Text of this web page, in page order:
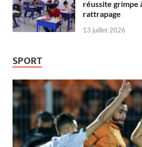
réussite grimpe
rattrapage
13 juillet 2026
SPORT